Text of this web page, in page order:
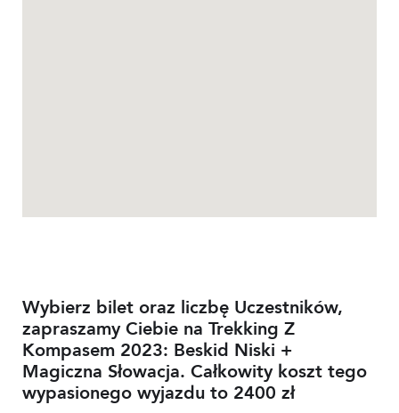
Wybierz bilet oraz liczbę Uczestników,
zapraszamy Ciebie na Trekking Z
Kompasem 2023: Beskid Niski +
Magiczna Słowacja. Całkowity koszt tego
wypasionego wyjazdu to 2400 zł